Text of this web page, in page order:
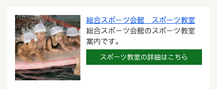
総合スポーツ会館 スポーツ教室
総合スポーツ会館のスポーツ教室
案内です。
スポーツ教室の詳細はこちら